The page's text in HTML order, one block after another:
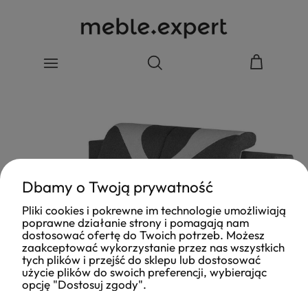
Dbamy o Twoją prywatność
Pliki cookies i pokrewne im technologie umożliwiają
poprawne działanie strony i pomagają nam
dostosować ofertę do Twoich potrzeb. Możesz
zaakceptować wykorzystanie przez nas wszystkich
tych plików i przejść do sklepu lub dostosować
użycie plików do swoich preferencji, wybierając
opcję "Dostosuj zgody".